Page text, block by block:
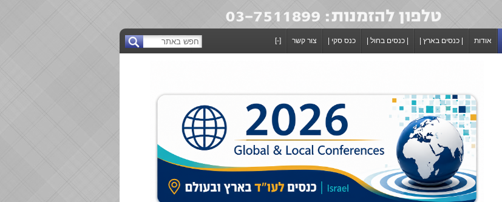
אודות | כנסים בארץ | | כנסים בחול | כנס סקי | צור קשר [-]